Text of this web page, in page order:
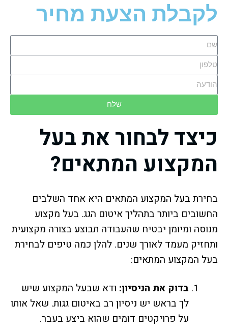
לקבלת הצעת מחיר
שלח
כיצד לבחור את בעל
המקצוע המתאים?
בחירת בעל המקצוע המתאים היא אחד השלבים
החשובים ביותר בתהליך איטום הגג. בעל מקצוע
מנוסה ומיומן יבטיח שהעבודה תבוצע בצורה מקצועית
ותחזיק מעמד לאורך שנים. להלן כמה טיפים לבחירת
בעל המקצוע המתאים:
בדוק את הניסיון: ודא שבעל המקצוע שיש
לך בראש יש ניסיון רב באיטום גגות. שאל אותו
על פרויקטים דומים שהוא ביצע בעבר.